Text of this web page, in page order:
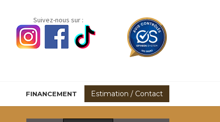
Suivez-nous sur :
FINANCEMENT Estimation / Contact